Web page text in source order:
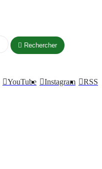
Rechercher
RSS
Instagram
YouTube